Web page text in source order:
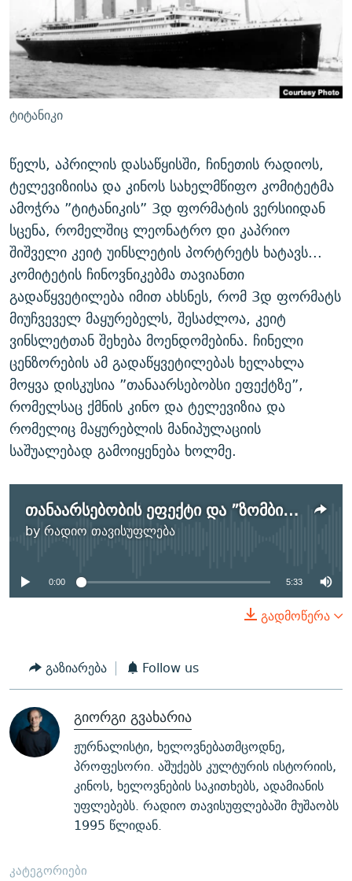
ᲛᲝᲚᲐᲞᲐᲠᲐᲙᲔ ᲢᲔᲥᲡᲢᲔᲑᲘ
ᲨᲘᲜ - ᲣᲪᲮᲝᲔᲗᲨᲘ
ᲚᲘᲢᲔᲠᲐᲢᲣᲠᲣᲚᲘ ᲬᲐᲮᲜᲐᲒᲔᲑᲘ
ᲐᲛᲔᲠᲘᲙᲣᲚᲘ ᲛᲝᲗᲮᲠᲝᲑᲐ
ᲘᲛᲞᲔᲠᲘᲐ ᲓᲐ ᲠᲐᲓᲘᲝ
ᲩᲔᲛᲘ ᲡᲘᲙᲕᲓᲘᲚᲘᲡ ᲛᲘᲖᲔᲖᲘᲐ COVID-19
11 ᲬᲔᲚᲘ - 11 ᲐᲛᲑᲐᲕᲘ
ᲡᲐᲞᲐᲠᲚᲐᲛᲔᲜᲢᲝ ᲐᲠᲩᲔᲕᲜᲔᲑᲘᲡ ᲘᲡᲢᲝᲠᲘᲐ
ᲑᲐᲕᲨᲕᲔᲑᲘ ᲞᲠᲝᲡᲢᲘᲢᲣᲪᲘᲐᲨᲘ - ᲐᲛᲝᲣᲗᲥᲛᲔᲚᲘ ᲐᲛᲑᲐᲕᲘ
5 ᲐᲛᲑᲐᲕᲘ - 20 ᲘᲕᲜᲘᲡᲡ ᲓᲐᲨᲐᲕᲔᲑᲣᲚᲔᲑᲘ
ᲐᲒᲕᲘᲡᲢᲝᲡ ᲝᲛᲘ
ПРИВЕТ ᲙᲣᲚᲢᲣᲠᲐ
ᲒᲐᲛᲝᲘᲬᲔᲠᲔ
რთე/რთ-ის ყველა საიტი
ტიტანიკი
წელს, აპრილის დასაწყისში, ჩინეთის რადიოს,
ტელევიზიისა და კინოს სახელმწიფო კომიტეტმა
ამოჭრა ”ტიტანიკის” 3დ ფორმატის ვერსიიდან
სცენა, რომელშიც ლეონატრო დი კაპრიო
შიშველი კეიტ უინსლეტის პორტრეტს ხატავს...
კომიტეტის ჩინოვნიკებმა თავიანთი
გადაწყვეტილება იმით ახსნეს, რომ 3დ ფორმატს
მიუჩვეველ მაყურებელს, შესაძლოა, კეიტ
ვინსლეტთან შეხება მოენდომებინა. ჩინელი
ცენზორების ამ გადაწყვეტილებას ხელახლა
მოყვა დისკუსია ”თანაარსებობსი ეფექტზე”,
რომელსაც ქმნის კინო და ტელევიზია და
რომელიც მაყურებლის მანიპულაციის
საშუალებად გამოიყენება ხოლმე.
თანაარსებობის ეფექტი და ”ზომბირება”
byრადიო თავისუფლება
No media source currently
0:00 5:33
გადმოწერა
გაზიარება Follow us
გიორგი გვახარია
ჟურნალისტი, ხელოვნებათმცოდნე,
პროფესორი. აშუქებს კულტურის ისტორიის,
კინოს, ხელოვნების საკითხებს, ადამიანის
უფლებებს. რადიო თავისუფლებაში მუშაობს
1995 წლიდან.
კატეგორიები